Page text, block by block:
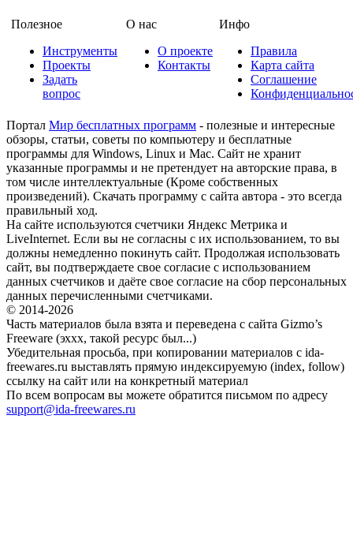
Полезное
Инструменты
Проекты
Задать
вопрос
О нас
О проекте
Контакты
Инфо
Правила
Карта сайта
Соглашение
Портал Мир бесплатных программ - полезные и интересные
обзоры, статьи, советы по компьютеру и бесплатные
программы для Windows, Linux и Mac. Сайт не хранит
указанные программы и не претендует на авторские права, в
том числе интеллектуальные (Кроме собственных
произведений). Скачать программу с сайта автора - это всегда
правильный ход.
На сайте используются счетчики Яндекс Метрика и
LiveInternet. Если вы не согласны с их использованием, то вы
должны немедленно покинуть сайт. Продолжая использовать
сайт, вы подтверждаете свое согласие с использованием
данных счетчиков и даёте свое согласие на сбор персональных
данных перечисленными счетчиками.
© 2014-2026
Часть материалов была взята и переведена с сайта Gizmo’s
Freeware (эххх, такой ресурс был...)
Убедительная просьба, при копировании материалов с ida-
freewares.ru выставлять прямую индексируемую (index, follow)
ссылку на сайт или на конкретный материал
По всем вопросам вы можете обратится письмом по адресу
support@ida-freewares.ru